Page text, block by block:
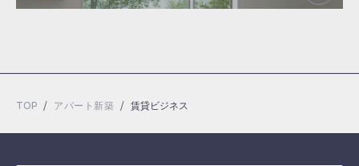
TOP / アパート新築 / 賃貸ビジネス